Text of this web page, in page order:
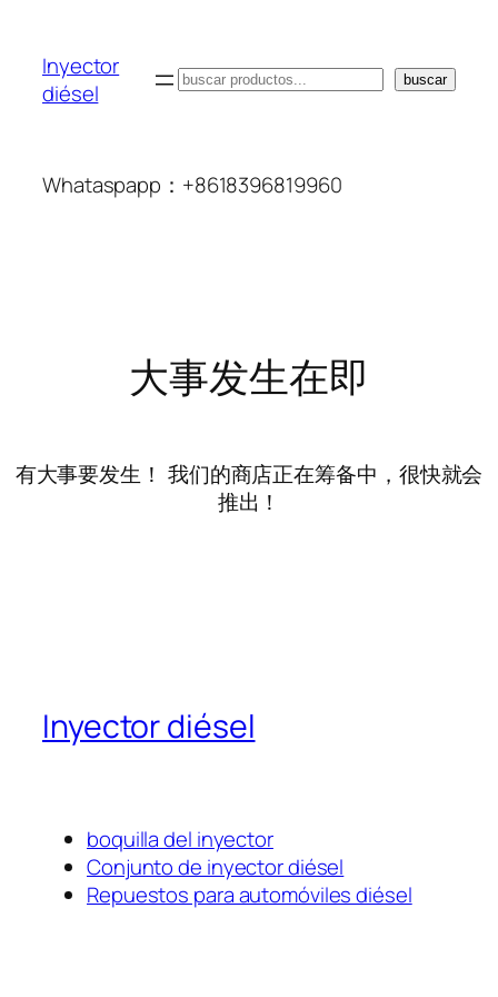
Inyector
diésel
搜
buscar
Whataspapp：+8618396819960
大事发生在即
有大事要发生！ 我们的商店正在筹备中，很快就会
推出！
Inyector diésel
boquilla del inyector
Conjunto de inyector diésel
Repuestos para automóviles diésel